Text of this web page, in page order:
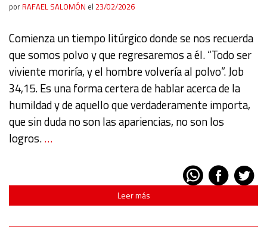
por RAFAEL SALOMÓN el 23/02/2026
Comienza un tiempo litúrgico donde se nos recuerda
que somos polvo y que regresaremos a él. “Todo ser
viviente moriría, y el hombre volvería al polvo”. Job
34,15. Es una forma certera de hablar acerca de la
humildad y de aquello que verdaderamente importa,
que sin duda no son las apariencias, no son los
logros.…
Leer más